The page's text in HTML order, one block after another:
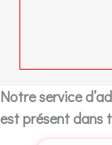
Notre service
est présent dans